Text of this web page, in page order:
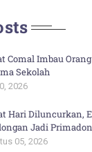
Comal Imbau
Sekolah
2026
Hari Diluncurkan,
Jadi
05, 2026